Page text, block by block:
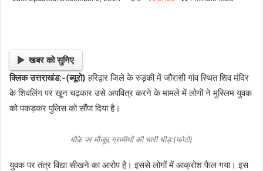
m
a
खबर को सुनिए
क्लिक उत्तराखंड:-(ब्यूरो) हरिद्वार जिले के रुड़की में जौरासी गांव स्थित शिव मंदिर
के शिवलिंग पर खून चढ़कार उसे अपवित्र करने के मामले में लोगों ने मुस्लिम युवक
को पकड़कर पुलिस को सौंपा दिया है।
मौके पर मौजूद ग्रामीणों की भारी भीड़:(फोटो)
युवक पर तंत्र विद्या सीखने का आरोप है। इससे लोगों में आक्रोश फैल गया। इस